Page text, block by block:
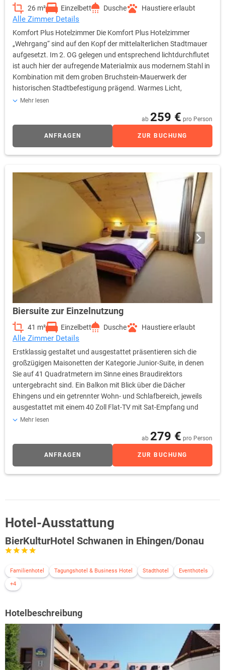
26 m² Einzelbett Dusche Haustiere erlaubt
Alle Zimmer Details
Komfort Plus Hotelzimmer Die Komfort Plus Hotelzimmer
„Wehrgang“ sind auf den Kopf der mittelalterlichen Stadtmauer
aufgesetzt. Im 2. OG gelegen und entsprechend lichtdurchflutet
ist auch hier der aufregende Materialmix aus modernem Stahl in
Kombination mit dem groben Bruchstein-Mauerwerk der
historischen Stadtbefestigung prägend. Warmes Licht,
harmonische Stoffe und frische Accessoires sorgen für die
Wohlgefühl. Eine weitere Besonderheit dieser Zimmer ist der
originelle Zugang zur Loggia. Über zwei kleine Stufen
auf ihrem Ausguck gemütlich machen können.
Standards der internationalen Hotellerie. Als Gast verfügen Sie
u.a. über eine regelbare Klimaanlage, 40 Zoll LCD-TV, Sky-free-to-
Guest, kostenfreies WLan, Radio, Telefon, Safe, Wecker sowie
eine Kaffee- und Teestation.
Mehr lesen
ab 259 € pro Person
ANFRAGEN ZUR BUCHUNG
Biersuite zur Einzelnutzung
41 m² Einzelbett Dusche Haustiere erlaubt
Alle Zimmer Details
Erstklassig gestaltet und ausgestattet präsentieren sich die
großzügigen Maisonetten der Kategorie Junior-Suite, in denen
Sie auf 41 Quadratmetern im Sinne eines Braudirektors
untergebracht sind. Ein Balkon mit Blick über die Dächer
Ehingens und ein getrennter Wohn- und Schlafbereich, jeweils
ausgestattet mit einem 40 Zoll Flat-TV mit Sat-Empfang und
Sky-free-to-Guest, sind die Highlights dieser Premium-Kategorie.
sämtliche Annehmlichkeiten und Ausstattungsdetails der
Kategorien Komfort bzw. Komfort Plus zur Verfügung. Auf
Ihrem Gusto, ordern. Diese Kategorie wird auch als
Mehr lesen
ab 279 € pro Person
ANFRAGEN ZUR BUCHUNG
Hotel-Ausstattung
BierKulturHotel Schwanen in Ehingen/Donau
Familienhotel Tagungshotel & Business Hotel Stadthotel
Eventhotels
+4
Hotelbeschreibung